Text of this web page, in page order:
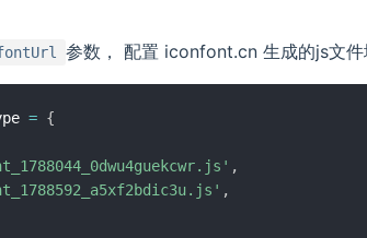
参数， 配置 iconfont.cn 生成的js文件
= {
,
,